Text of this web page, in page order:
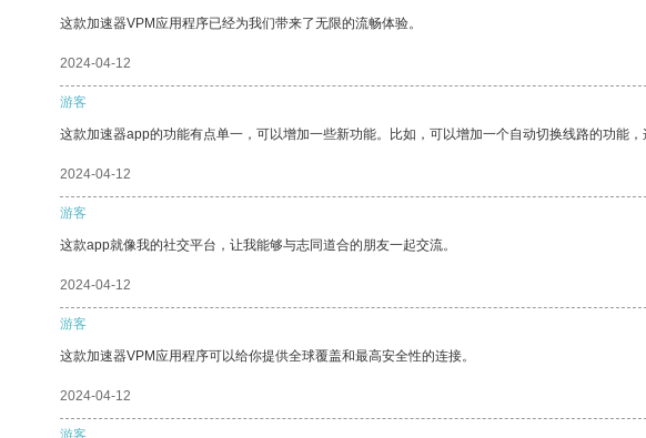
这款加速器VPM应用程序已经为我们带来了无限的流畅体验。
2024-04-12
游客
这款加速器app的功能有点单一，可以增加一些新功能。比如，可以增加一个自动切换线路的功能
2024-04-12
游客
这款app就像我的社交平台，让我能够与志同道合的朋友一起交流。
2024-04-12
游客
这款加速器VPM应用程序可以给你提供全球覆盖和最高安全性的连接。
2024-04-12
游客